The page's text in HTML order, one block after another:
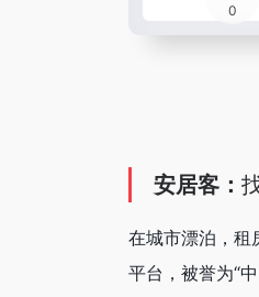
0
安居客：
在城市漂泊，
平台，被誉为“